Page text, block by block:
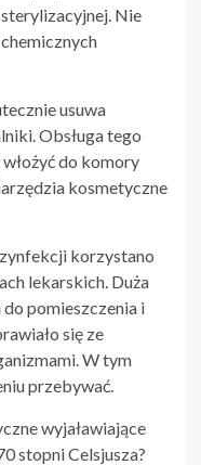
Nie
usuwa
Obsługa tego
do komory
kosmetyczne
korzystano
lekarskich. Duża
pomieszczenia i
się ze
W tym
przebywać.
wyjaławiające
stopni Celsjusza?